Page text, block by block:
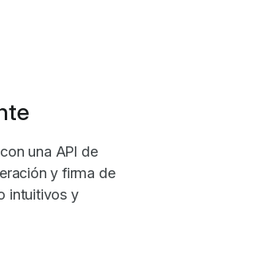
una API de
y firma de
intuitivos y